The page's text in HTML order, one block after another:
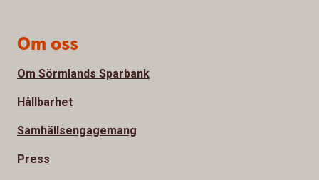
Om oss
Om Sörmlands Sparbank
Hållbarhet
Samhällsengagemang
Press